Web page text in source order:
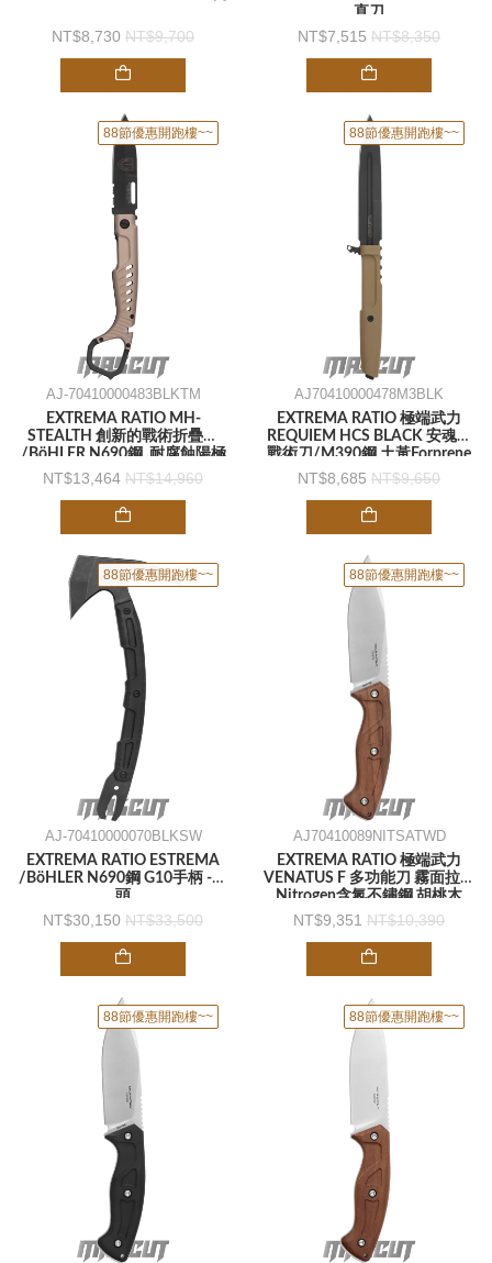
8,730 9,700
直刀
7,515 8,350
88節優惠開跑樓~~
AJ-70410000483BLKTM
EXTREMA RATIO MH-
STEALTH 創新的戰術折疊刀
/BöHLER N690鋼 .耐腐蝕陽極
氧化鋁手柄 -折刀
13,464 14,960
88節優惠開跑樓~~
AJ70410000478M3BLK
EXTREMA RATIO 極端武力
REQUIEM HCS BLACK 安魂曲
戰術刀/M390鋼 土黃Forprene
柄 -直刀
8,685 9,650
88節優惠開跑樓~~
AJ-70410000070BLKSW
EXTREMA RATIO ESTREMA
/BöHLER N690鋼 G10手柄 -斧
頭
30,150 33,500
88節優惠開跑樓~~
AJ70410089NITSATWD
EXTREMA RATIO 極端武力
VENATUS F 多功能刀 霧面拉絲
Nitrogen含氮不鏽鋼 胡桃木
G10柄 皮鞘 -直刀
9,351 10,390
88節優惠開跑樓~~ 88節優惠開跑樓~~